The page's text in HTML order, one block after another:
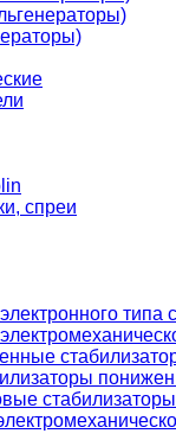
спреи
стабилизаторы